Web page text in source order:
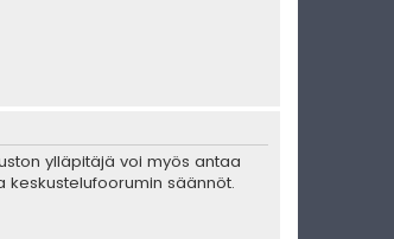
ylläpitäjä voi myös antaa
keskustelufoorumin säännöt.